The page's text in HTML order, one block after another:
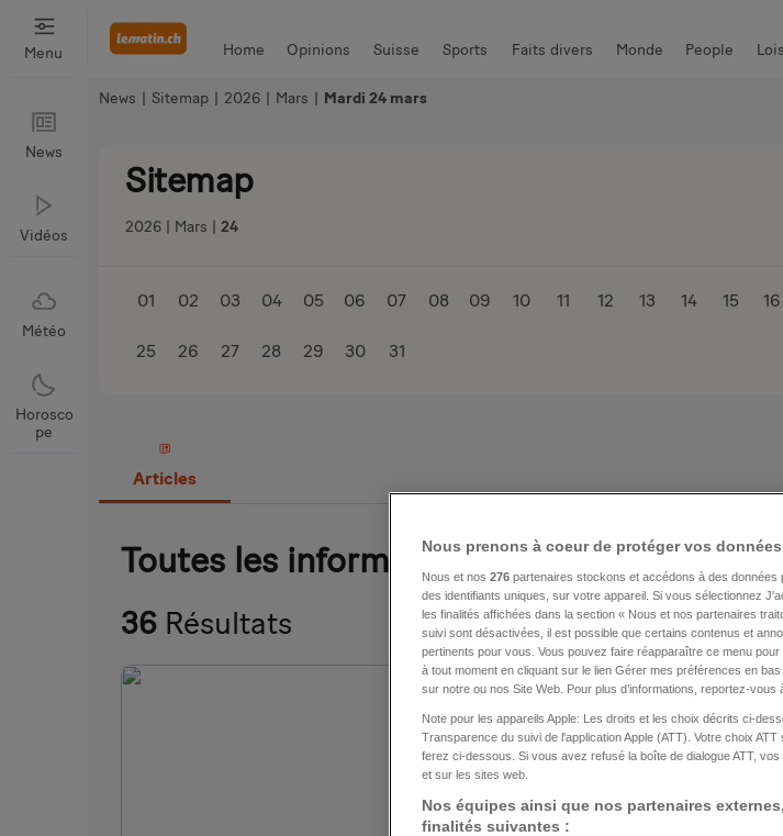
Menu
News
Vidéos
Météo
Horosco
pe
Home Opinions Suisse Sports Faits divers Monde People
Bien Manger Auto & Moto
News | Sitemap | 2026 | Mars | Mardi 24 mars
Sitemap
2026 Mars 24
01 02 03 04 05 06 07 08 09 10 11 12 13 14 15 16
25 26 27 28 29 30 31
Articles
Toutes les informations du 24.03.2026
36 Résultats
Nous prenons à coeur de protéger vos données
Nous et nos 276 partenaires stockons et accédons à des données
des identifiants uniques, sur votre appareil. Si vous sélectionnez
les finalités affichées dans la section « Nous et nos partenaires
suivi sont désactivées, il est possible que certains contenus et
pertinents pour vous. Vous pouvez faire réapparaître ce menu
à tout moment en cliquant sur le lien Gérer mes préférences en
sur notre ou nos Site Web. Pour plus d’informations, reportez-vous
Note pour les appareils Apple: Les droits et les choix décrits ci-
Transparence du suivi de l'application Apple (ATT). Votre choix
ferez ci-dessous. Si vous avez refusé la boîte de dialogue ATT,
et sur les sites web.
Nos équipes ainsi que nos partenaires
finalités suivantes :